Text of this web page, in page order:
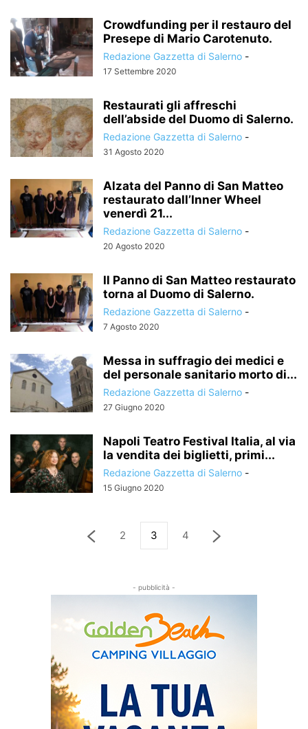
Crowdfunding per il restauro del
Presepe di Mario Carotenuto.
Redazione Gazzetta di Salerno -
17 Settembre 2020
Restaurati gli affreschi
dell’abside del Duomo di Salerno.
Redazione Gazzetta di Salerno -
31 Agosto 2020
Alzata del Panno di San Matteo
restaurato dall’Inner Wheel
venerdì 21...
Redazione Gazzetta di Salerno -
20 Agosto 2020
Il Panno di San Matteo restaurato
torna al Duomo di Salerno.
Redazione Gazzetta di Salerno -
7 Agosto 2020
Messa in suffragio dei medici e
del personale sanitario morto di...
Redazione Gazzetta di Salerno -
27 Giugno 2020
Napoli Teatro Festival Italia, al via
la vendita dei biglietti, primi...
Redazione Gazzetta di Salerno -
15 Giugno 2020
2 3 4
- pubblicità -